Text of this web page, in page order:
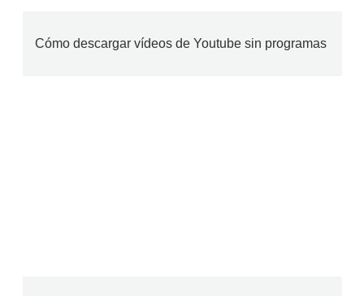
Cómo descargar vídeos de Youtube sin programas